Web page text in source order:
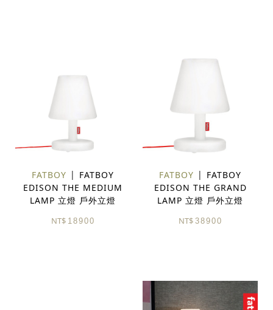
FATBOY
FATBOY
EDISON THE MEDIUM
LAMP 立燈 戶外立燈
NT$ 18900
FATBOY
FATBOY
EDISON THE GRAND
LAMP 立燈 戶外立燈
NT$ 38900